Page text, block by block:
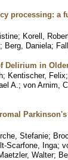
processing: a
; Korell,
; Berg, Daniela;
in
; Kentischer, Felix;
A. ; von Arnim,
Stefanie;
Scarfone, Inga;
Walter;